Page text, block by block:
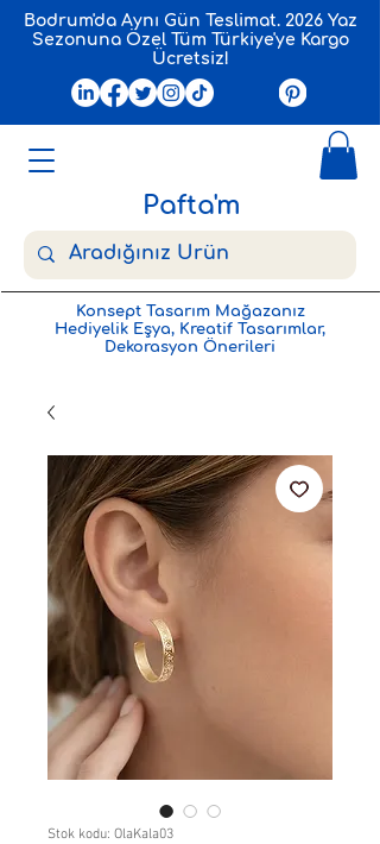
Pafta'm
Bodrum'da Aynı Gün Teslimat. 2026 Yaz
Sezonuna Özel Tüm Türkiye'ye Kargo
Ücretsiz!
Konsept Tasarım Mağazanız
Hediyelik Eşya, Kreatif Tasarımlar,
Dekorasyon Önerileri
Stok kodu: OlaKala03